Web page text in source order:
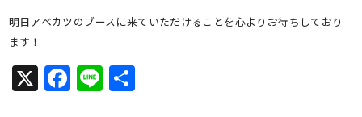
明日アベカツのブースに来ていただけることを心よりお待ちしており
ます！
X Facebook
Line共